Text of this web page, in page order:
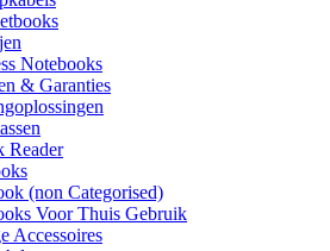
Notebooks
& Garanties
Reader
(non Categorised)
Voor Thuis Gebruik
Accessoires